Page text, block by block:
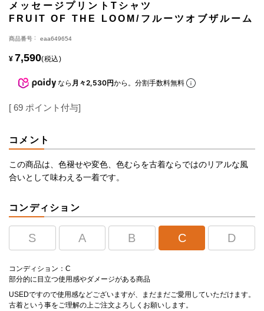
メッセージプリントTシャツ
FRUIT OF THE LOOM/フルーツオブザルーム
商品番号 eaa649654
¥ 7,590 税込
なら 月々2,530円から。分割手数料無料
[ 69 ポイント付与]
コメント
この商品は、色褪せや変色、色むらを古着ならではのリアルな風
合いとして味わえる一着です。
コンディション
S A B C D
コンディション：C
部分的に目立つ使用感やダメージがある商品
USEDですので使用感などございますが、まだまだご愛用していただけます。
古着という事をご理解の上ご注文よろしくお願いします。